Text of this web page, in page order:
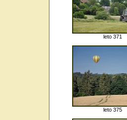
leto 371
leto 375